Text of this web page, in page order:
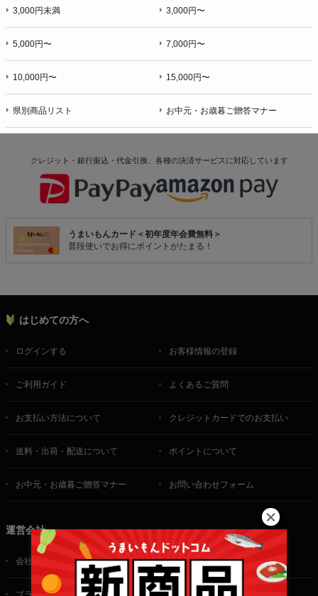
3,000円未満 3,000円〜
5,000円〜 7,000円〜
10,000円〜 15,000円〜
県別商品リスト お中元・お歳暮ご贈答マナー
クレジット・銀行振込・代金引換、各種の決済サービスに対応しています
うまいもんカード＜初年度年会費無料＞
普段使いでお得にポイントがたまる！
はじめての方へ
ログインする お客様情報の登録
ご利用ガイド よくあるご質問
お支払い方法について クレジットカードでのお支払い
送料・出荷・配送について ポイントについて
お中元・お歳暮ご贈答マナー お問い合わせフォーム
運営会社
会社概要 ご利用規約